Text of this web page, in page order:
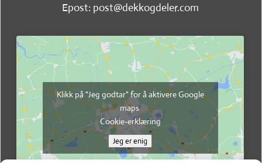
Epost: post@dekkogdeler.com
Klikk på "Jeg godtar" for å aktivere Google
maps
Cookie-erklæring
Jeg er enig